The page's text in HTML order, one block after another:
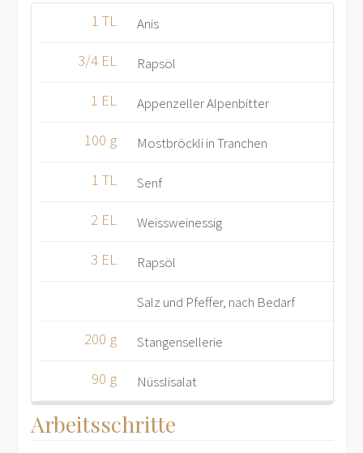
1 TL Anis
3/4 EL Rapsöl
1 EL Appenzeller Alpenbitter
100 g Mostbröckli in Tranchen
1 TL Senf
2 EL Weissweinessig
3 EL Rapsöl
Salz und Pfeffer, nach Bedarf
200 g Stangensellerie
90 g Nüsslisalat
Arbeitsschritte